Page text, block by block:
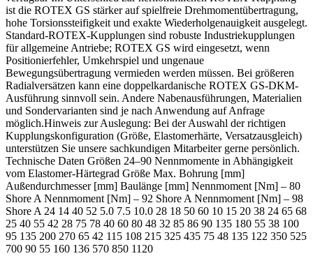
ist die ROTEX GS stärker auf spielfreie Drehmomentübertragung,
hohe Torsionssteifigkeit und exakte Wiederholgenauigkeit ausgelegt.
Standard-ROTEX-Kupplungen sind robuste Industriekupplungen
für allgemeine Antriebe; ROTEX GS wird eingesetzt, wenn
Positionierfehler, Umkehrspiel und ungenaue
Bewegungsübertragung vermieden werden müssen. Bei größeren
Radialversätzen kann eine doppelkardanische ROTEX GS-DKM-
Ausführung sinnvoll sein. Andere Nabenausführungen, Materialien
und Sondervarianten sind je nach Anwendung auf Anfrage
möglich.Hinweis zur Auslegung: Bei der Auswahl der richtigen
Kupplungskonfiguration (Größe, Elastomerhärte, Versatzausgleich)
unterstützen Sie unsere sachkundigen Mitarbeiter gerne persönlich.
Technische Daten Größen 24–90 Nennmomente in Abhängigkeit
vom Elastomer-Härtegrad Größe Max. Bohrung [mm]
Außendurchmesser [mm] Baulänge [mm] Nennmoment [Nm] – 80
Shore A Nennmoment [Nm] – 92 Shore A Nennmoment [Nm] – 98
Shore A 24 14 40 52 5.0 7.5 10.0 28 18 50 60 10 15 20 38 24 65 68
25 40 55 42 28 75 78 40 60 80 48 32 85 86 90 135 180 55 38 100
95 135 200 270 65 42 115 108 215 325 435 75 48 135 122 350 525
700 90 55 160 136 570 850 1120